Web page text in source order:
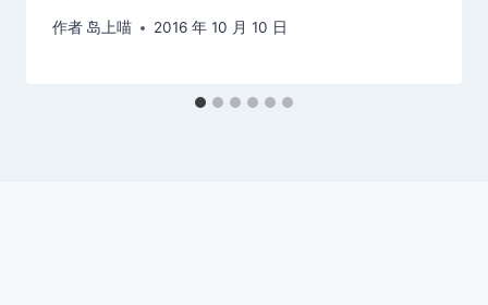
作者 岛上喵 2016 年 10 月 10 日